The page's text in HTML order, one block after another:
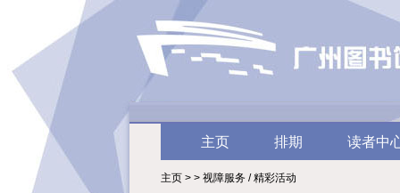
主页 排期 读者中
主页 > > 视障服务 / 精彩活动